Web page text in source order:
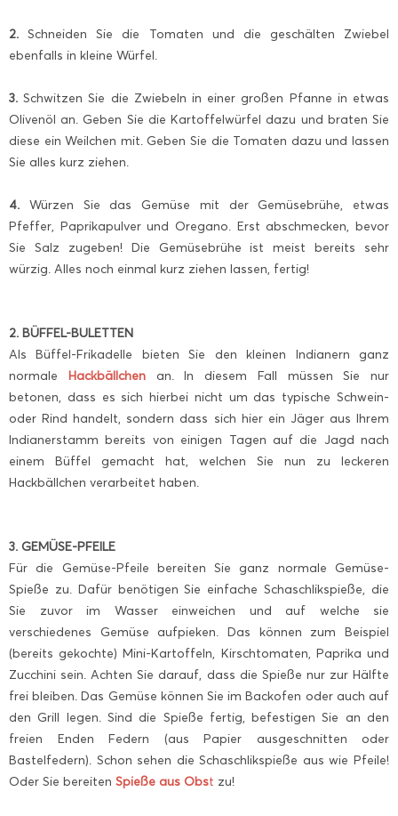
2. Schneiden Sie die Tomaten und die geschälten Zwiebel
ebenfalls in kleine Würfel.
3. Schwitzen Sie die Zwiebeln in einer großen Pfanne in etwas
Olivenöl an. Geben Sie die Kartoffelwürfel dazu und braten Sie
diese ein Weilchen mit. Geben Sie die Tomaten dazu und lassen
Sie alles kurz ziehen.
4. Würzen Sie das Gemüse mit der Gemüsebrühe, etwas
Pfeffer, Paprikapulver und Oregano. Erst abschmecken, bevor
Sie Salz zugeben! Die Gemüsebrühe ist meist bereits sehr
würzig. Alles noch einmal kurz ziehen lassen, fertig!
2. BÜFFEL-BULETTEN
Als Büffel-Frikadelle bieten Sie den kleinen Indianern ganz
normale Hackbällchenan. In diesem Fall müssen Sie nur
betonen, dass es sich hierbei nicht um das typische Schwein-
oder Rind handelt, sondern dass sich hier ein Jäger aus Ihrem
Indianerstamm bereits von einigen Tagen auf die Jagd nach
einem Büffel gemacht hat, welchen Sie nun zu leckeren
Hackbällchen verarbeitet haben.
3. GEMÜSE-PFEILE
Für die Gemüse-Pfeile bereiten Sie ganz normale Gemüse-
Spieße zu. Dafür benötigen Sie einfache Schaschlikspieße, die
Sie zuvor im Wasser einweichen und auf welche sie
verschiedenes Gemüse aufpieken. Das können zum Beispiel
(bereits gekochte) Mini-Kartoffeln, Kirschtomaten, Paprika und
Zucchini sein. Achten Sie darauf, dass die Spieße nur zur Hälfte
frei bleiben. Das Gemüse können Sie im Backofen oder auch auf
den Grill legen. Sind die Spieße fertig, befestigen Sie an den
freien Enden Federn (aus Papier ausgeschnitten oder
Bastelfedern). Schon sehen die Schaschlikspieße aus wie Pfeile!
Oder Sie bereiten Spieße aus Obst zu!